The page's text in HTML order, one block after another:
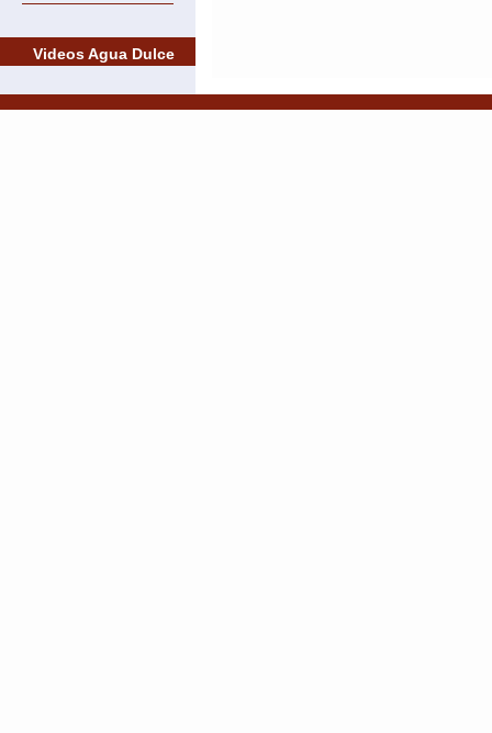
Videos Agua Dulce